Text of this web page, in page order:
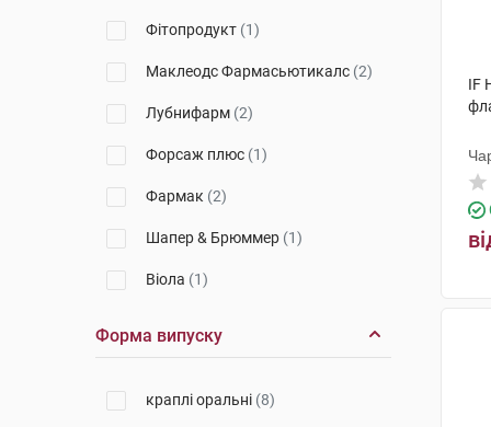
Фітопродукт (1)
Маклеодс Фармасьютикалс (2)
Лубнифарм (2)
Форсаж плюс (1)
Фармак (2)
Шапер & Брюммер (1)
Віола (1)
Біонорика(2)
Київмедпрепарат
Форма випуску
краплі оральні (8)
IF